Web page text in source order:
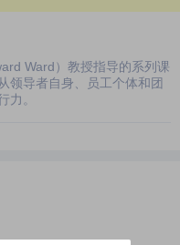
Ward）教授指导的系列课
领导者自身、员工个体和团
力。